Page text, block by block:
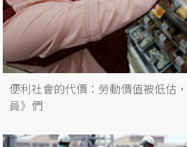
便利社會的代價：勞動價值被低估
員》們